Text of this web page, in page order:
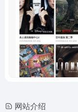
网站介绍